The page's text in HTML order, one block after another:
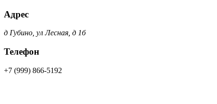
Адрес
д Губино, ул Лесная, д 1б
Телефон
+7 (999) 866-5192